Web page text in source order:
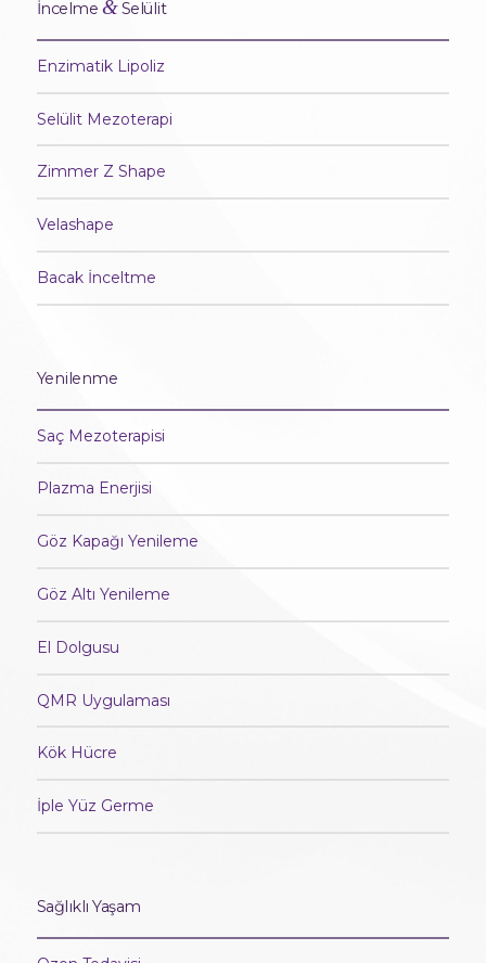
İncelme &Selülit
Enzimatik Lipoliz
Selülit Mezoterapi
Zimmer Z Shape
Velashape
Bacak İnceltme
Yenilenme
Saç Mezoterapisi
Plazma Enerjisi
Göz Kapağı Yenileme
Göz Altı Yenileme
El Dolgusu
QMR Uygulaması
Kök Hücre
İple Yüz Germe
Sağlıklı Yaşam